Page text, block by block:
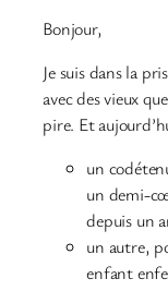
Bonjour,
Je suis dans la
avec des vieux
pire. Et
un
un demi-
depuis un
un autre,
enfant